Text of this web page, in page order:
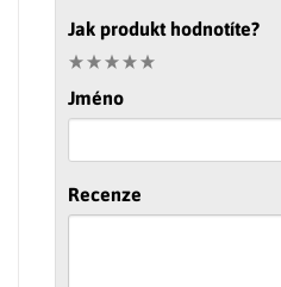
Jak produkt hodnotíte?
Jméno
Recenze